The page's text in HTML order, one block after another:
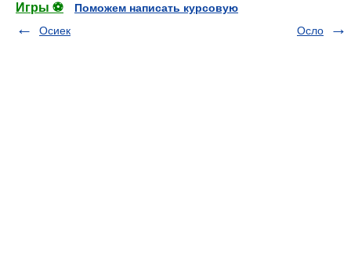
Игры ⚽
Поможем написать курсовую
Осиек
Осло